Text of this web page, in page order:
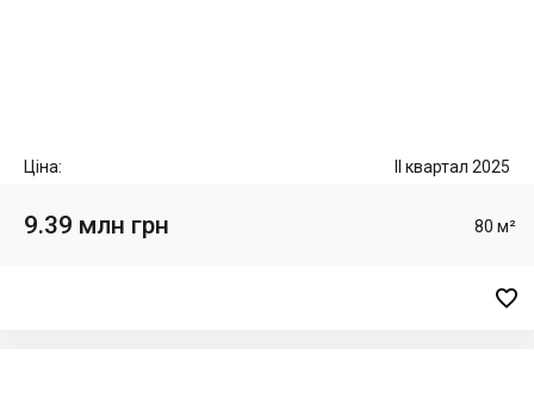
Ціна: II квартал 2025
9.39 млн грн 80 м²
